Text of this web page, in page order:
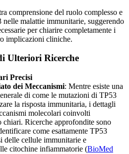
comprensione del ruolo complesso e
malattie immunitarie, suggerendo
per chiarire completamente i
implicazioni cliniche.
Ulteriori Ricerche
Precisi
dei Meccanismi: Mentre esiste una
di come le mutazioni di TP53
la risposta immunitaria, i dettagli
molecolari coinvolti
chiari. Ricerche approfondite sono
come esattamente TP53
delle cellule immunitarie e
citochine infiammatorie​ (BioMed